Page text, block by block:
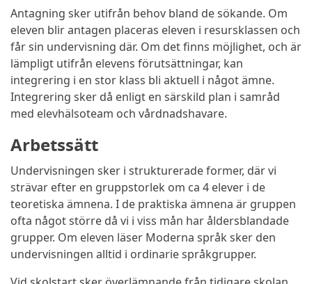
Antagning sker utifrån behov bland de sökande. Om
eleven blir antagen placeras eleven i resursklassen och
får sin undervisning där. Om det finns möjlighet, och är
lämpligt utifrån elevens förutsättningar, kan
integrering i en stor klass bli aktuell i något ämne.
Integrering sker då enligt en särskild plan i samråd
med elevhälsoteam och vårdnadshavare.
Arbetssätt
Undervisningen sker i strukturerade former, där vi
strävar efter en gruppstorlek om ca 4 elever i de
teoretiska ämnena. I de praktiska ämnena är gruppen
ofta något större då vi i viss mån har åldersblandade
grupper. Om eleven läser Moderna språk sker den
undervisningen alltid i ordinarie språkgrupper.